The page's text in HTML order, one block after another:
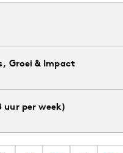
Groei & Impact
uur per week)